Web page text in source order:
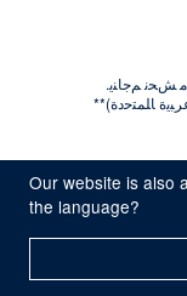
ﺎﻠﻤﺘﺣﺩﺓ)**
الخصوصية
Our website is also
the language?